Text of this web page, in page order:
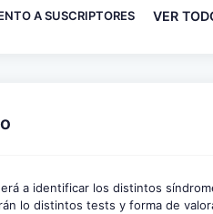
A SUSCRIPTORES VER
a identificar los distintos
lo distintos tests y forma de